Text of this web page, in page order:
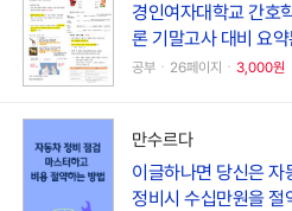
경인여자대학교 간호
론 기말고사 대비 요
공부ㆍ26페이지ㆍ 3,000원
만수르다
이글하나면 당신은
정비시 수십만원을 절